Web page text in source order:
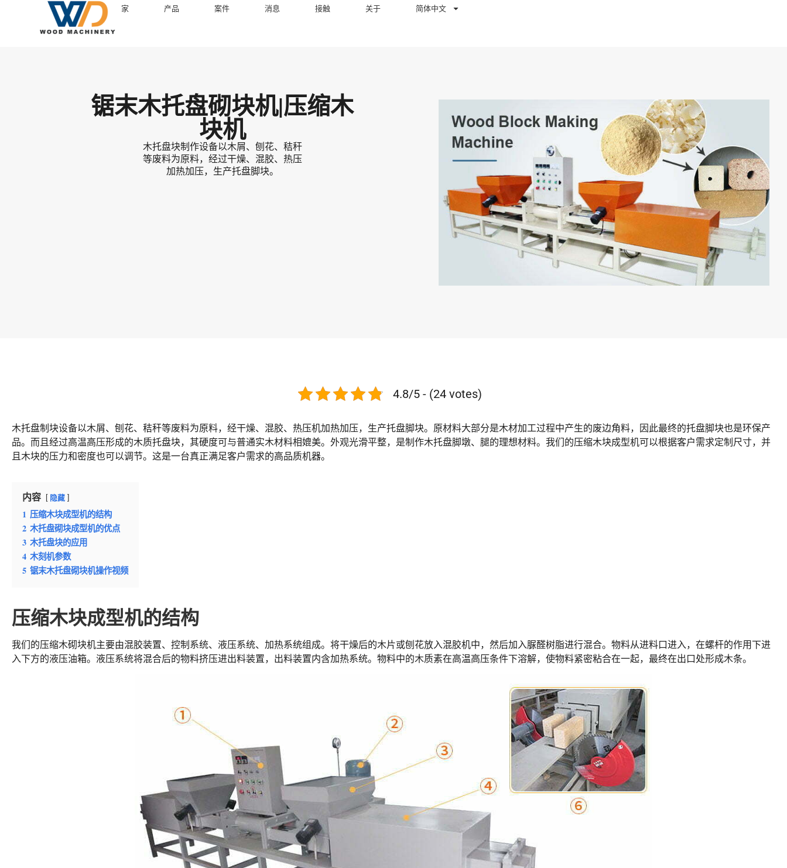
家 产品 案件 消息 接触 关于 简体中文
锯末木托盘砌块机|压缩木
块机
木托盘块制作设备以木屑、刨花、秸秆
等废料为原料，经过干燥、混胶、热压
加热加压，生产托盘脚块。
4.8/5 - (24 votes)
木托盘制块设备以木屑、刨花、秸秆等废料为原料，经干燥、混胶、热压机加热加压，生产托盘脚块。原材料大部分是木材加工过程中产生的废边角料，因此最终的托盘脚块也是环保产
品。而且经过高温高压形成的木质托盘块，其硬度可与普通实木材料相媲美。外观光滑平整，是制作木托盘脚墩、腿的理想材料。我们的压缩木块成型机可以根据客户需求定制尺寸，并
且木块的压力和密度也可以调节。这是一台真正满足客户需求的高品质机器。
内容 隐藏
1 压缩木块成型机的结构
2 木托盘砌块成型机的优点
3 木托盘块的应用
4 木刻机参数
5 锯末木托盘砌块机操作视频
压缩木块成型机的结构
我们的压缩木砌块机主要由混胶装置、控制系统、液压系统、加热系统组成。将干燥后的木片或刨花放入混胶机中，然后加入脲醛树脂进行混合。物料从进料口进入，在螺杆的作用下进
入下方的液压油箱。液压系统将混合后的物料挤压进出料装置，出料装置内含加热系统。物料中的木质素在高温高压条件下溶解，使物料紧密粘合在一起，最终在出口处形成木条。